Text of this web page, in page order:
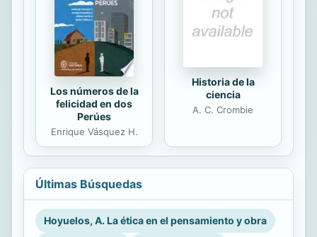
Los números de la
felicidad en dos
Perúes
Enrique Vásquez H.
Historia de la
ciencia
A. C. Crombie
Últimas Búsquedas
Hoyuelos, A. La ética en el pensamiento y obra